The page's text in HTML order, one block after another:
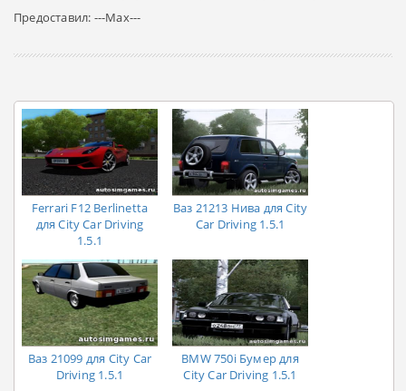
Предоставил: ---Max---
Ferrari F12 Berlinetta
для City Car Driving
1.5.1
Ваз 21213 Нива для City
Car Driving 1.5.1
Ваз 21099 для City Car
Driving 1.5.1
BMW 750i Бумер для
City Car Driving 1.5.1